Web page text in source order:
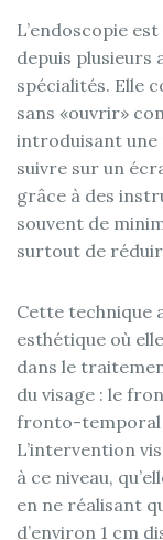
L’endoscopie
depuis plusieurs
spécialités. Elle
sans «ouvrir»
introduisant
suivre sur un
grâce à des
souvent de
surtout de
Cette technique
esthétique où
dans le
du visage : le
fronto-temporal
L’intervention
à ce niveau,
en ne réalisant
d’environ 1 cm